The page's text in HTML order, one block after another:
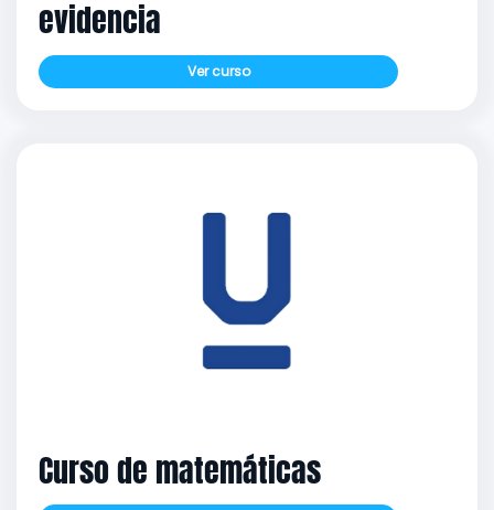
evidencia
Ver curso
Curso de matemáticas